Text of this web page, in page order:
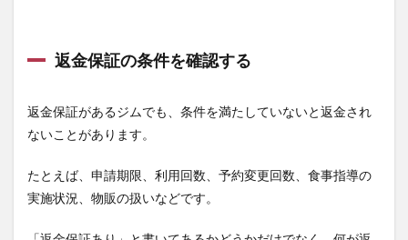
ナルジ
ムはク
グオフ
できま
すか？
店舗で
契約し
ソナル
返金保証の条件を確認する
返金保証があるジムでも、条件を満たしていないと返金され
ないことがあります。
たとえば、申請期限、利用回数、予約変更回数、食事指導の
実施状況、物販の扱いなどです。